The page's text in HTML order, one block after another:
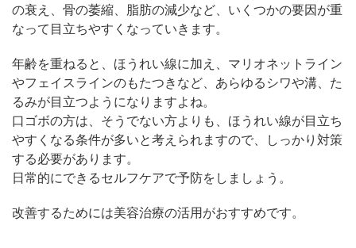
の衰え、骨の萎縮、脂肪の減少など、いくつかの要因が重
なって目立ちやすくなっていきます。
年齢を重ねると、ほうれい線に加え、マリオネットライン
やフェイスラインのもたつきなど、あらゆるシワや溝、た
るみが目立つようになりますよね。
口ゴボの方は、そうでない方よりも、ほうれい線が目立ち
やすくなる条件が多いと考えられますので、しっかり対策
する必要があります。
日常的にできるセルフケアで予防をしましょう。
改善するためには美容治療の活用がおすすめです。